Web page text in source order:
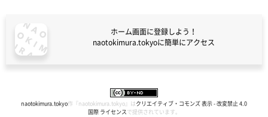
ホーム画面に登録しよう！
naotokimura.tokyoに簡単にアクセス
naotokimura.tokyo作『 naotokimura.tokyo 』は クリエイティブ・コモンズ 表示 - 改変禁止 4.0
国際 ライセンス で提供されています。